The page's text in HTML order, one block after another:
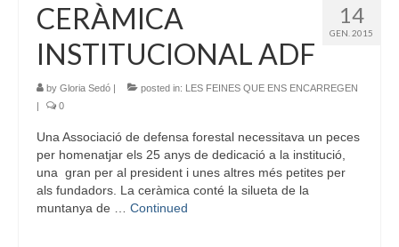
14
GEN. 2015
CERÀMICA
INSTITUCIONAL ADF
by Gloria Sedó | posted in: LES FEINES QUE ENS ENCARREGEN
|
0
Una Associació de defensa forestal necessitava un peces
per homenatjar els 25 anys de dedicació a la institució,
una gran per al president i unes altres més petites per
als fundadors. La ceràmica conté la silueta de la
muntanya de … Continued